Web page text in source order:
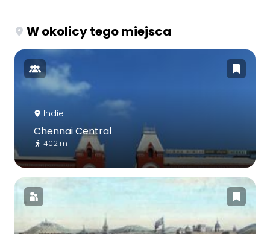
W okolicy tego miejsca
Indie
Chennai Central
402 m